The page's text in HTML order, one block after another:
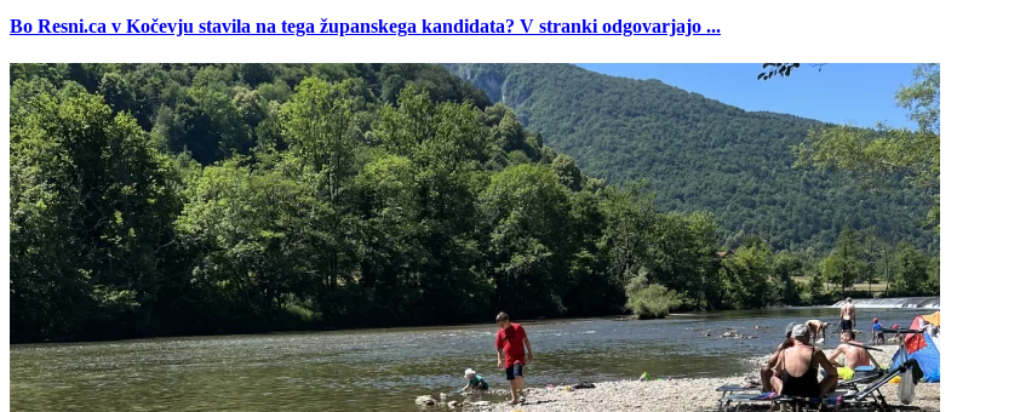
Bo Resni.ca v Kočevju stavila na tega županskega kandidata? V stranki odgovarjajo ...